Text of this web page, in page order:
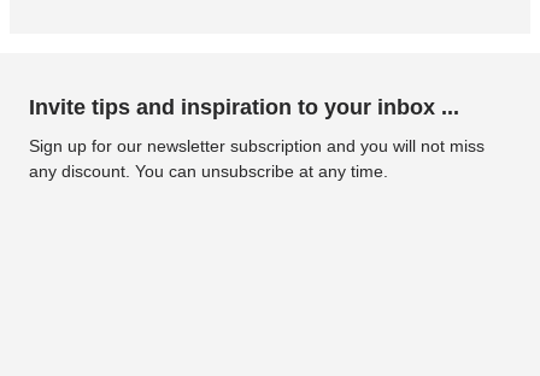
Invite tips and inspiration to your inbox ...
Sign up for our newsletter subscription and you will not miss
any discount. You can unsubscribe at any time.